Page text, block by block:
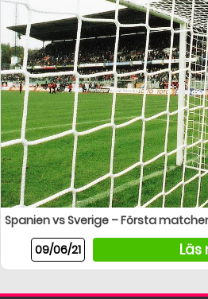
Spanien vs Sverige – Första matchen
09/06/21
Läs